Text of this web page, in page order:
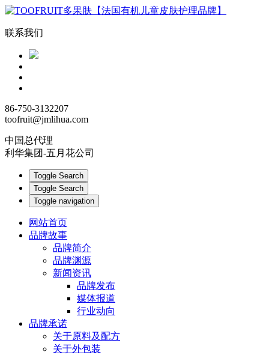
联系我们
86-750-3132207
toofruit@jmlihua.com
中国总代理
利华集团-五月花公司
Toggle Search
Toggle Search
Toggle navigation
网站首页
品牌故事
品牌简介
品牌渊源
新闻资讯
品牌发布
媒体报道
行业动向
品牌承诺
关于原料及配方
关于外包装